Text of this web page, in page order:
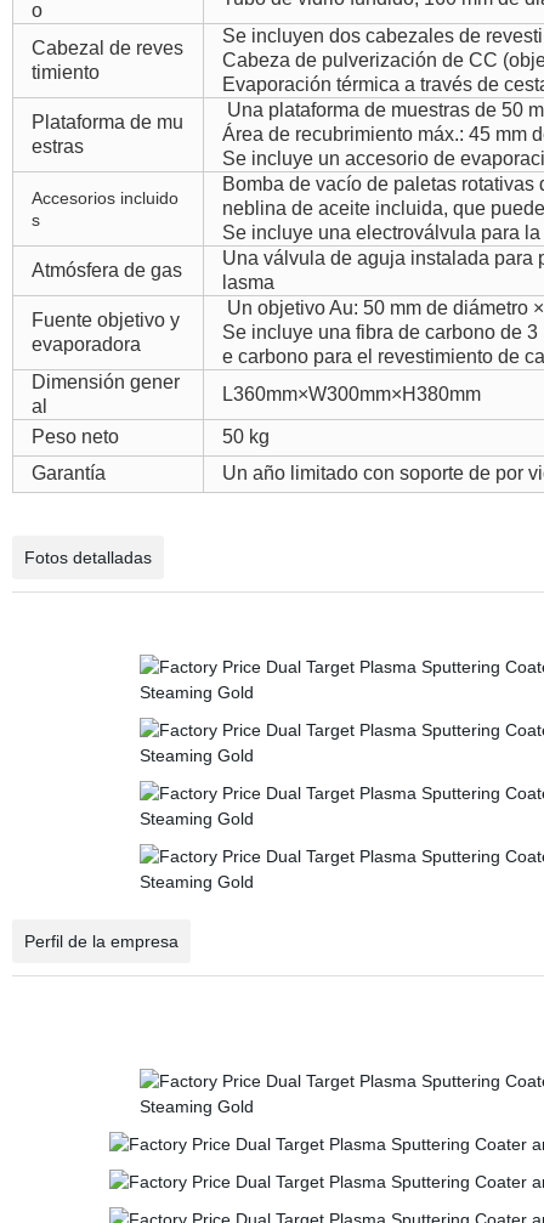
o
Cabezal de reves
timiento
Se incluyen dos cabezales de
Cabeza de pulverización de CC
Evaporación térmica a través de
Plataforma de mu
estras
Una plataforma de muestras de 50
Área de recubrimiento máx.: 45 mm
Se incluye un accesorio de
Accesorios incluido
s
Bomba de vacío de paletas rotativas
neblina de aceite incluida, que
Se incluye una electroválvula para
Atmósfera de gas
Una válvula de aguja instalada para
lasma
Fuente objetivo y
evaporadora
Un objetivo Au: 50 mm de diámetro×
Se incluye una fibra de carbono de
e carbono para el revestimiento de
Dimensión gener
al
L360mm×W300mm×H380mm
Peso neto
50 kg
Garantía
Un año limitado con soporte de por
Fotos detalladas
Perfil de la empresa